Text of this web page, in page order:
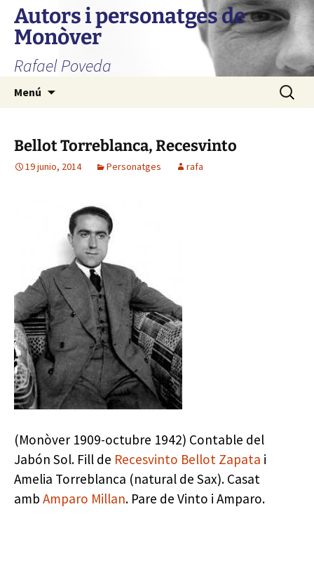
Autors i personatges de
Monòver
Rafael Poveda
Menú Buscar:
Bellot Torreblanca, Recesvinto
19 junio, 2014 Personatges rafa
(Monòver 1909-octubre 1942) Contable del
Jabón Sol. Fill de Recesvinto Bellot Zapata i
Amelia Torreblanca (natural de Sax). Casat
amb Amparo Millan. Pare de Vinto i Amparo.